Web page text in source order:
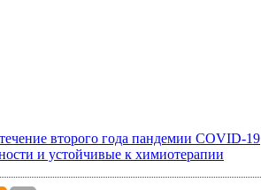
второго года пандемии COVID-19
и устойчивые к химиотерапии